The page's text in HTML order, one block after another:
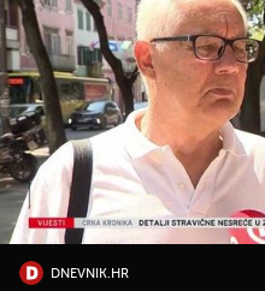
DNEVNIK.HR